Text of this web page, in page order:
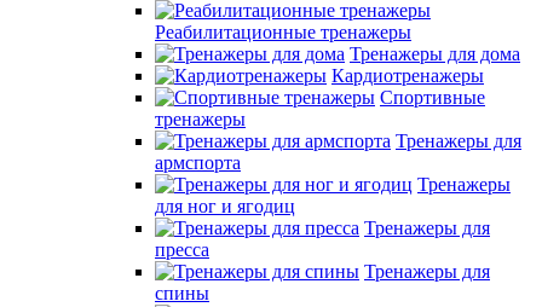
Реабилитационные тренажеры
Тренажеры для дома
Кардиотренажеры
Спортивные
тренажеры
Тренажеры для
армспорта
Тренажеры
для ног и ягодиц
Тренажеры для
пресса
Тренажеры для
спины